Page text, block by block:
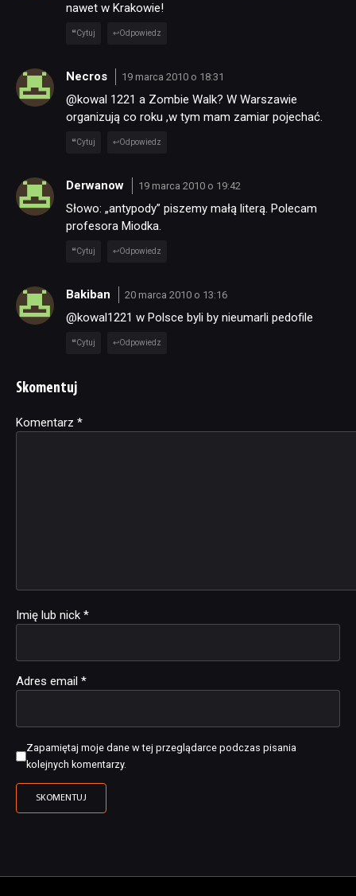
nawet w Krakowie!
Cytuj Odpowiedz
Necros 19 marca 2010 o 18:31
@kowal 1221 a Zombie Walk? W Warszawie
organizują co roku ,w tym mam zamiar pojechać.
Cytuj Odpowiedz
Derwanow 19 marca 2010 o 19:42
Słowo: „antypody” piszemy małą literą. Polecam
profesora Miodka.
Cytuj Odpowiedz
Bakiban 20 marca 2010 o 13:16
@kowal1221 w Polsce byli by nieumarli pedofile
Cytuj Odpowiedz
Skomentuj
Komentarz *
Imię lub nick *
Adres email *
Zapamiętaj moje dane w tej przeglądarce podczas pisania
kolejnych komentarzy.
Alternative: